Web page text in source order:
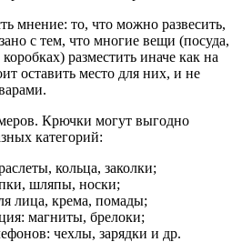
мнение: то, что можно развесить,
с тем, что многие вещи (посуда,
разместить иначе как на
оставить место для них, и не
Крючки могут выгодно
категорий:
кольца, заколки;
шляпы, носки;
лица, крема, помады;
магниты, брелоки;
чехлы, зарядки и др.